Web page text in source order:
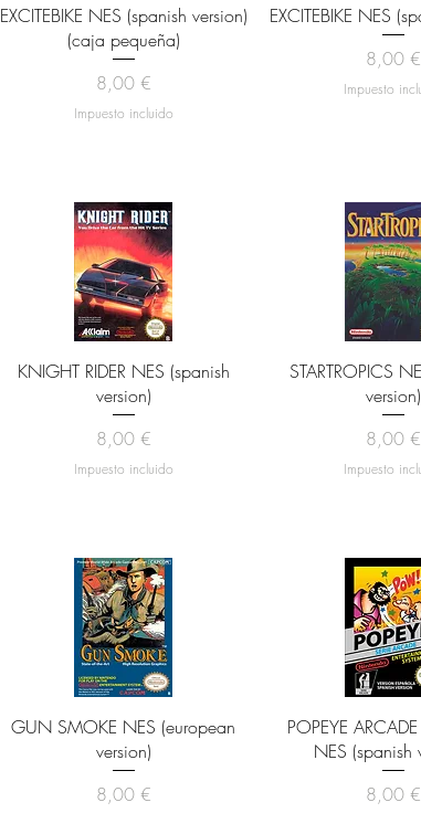
Vista rápida
EXCITEBIKE NES (spanish version)
(caja pequeña)
Precio
8,00 €
Impuesto incluido
Vista
EXCITEBIKE NES
Precio
8,00 €
Impuesto
Vista rápida
KNIGHT RIDER NES (spanish
version)
Precio
8,00 €
Impuesto incluido
Vista
STARTROPICS
version)
Precio
8,00 €
Impuesto
Vista rápida
GUN SMOKE NES (european
version)
Precio
8,00 €
Vista
POPEYE
NES (spanish
Precio
8,00 €